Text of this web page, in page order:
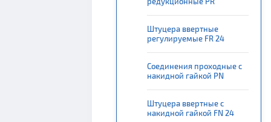
Штуцера ввертные
регулируемые FR 24
Соединения проходные с
накидной гайкой PN
Штуцера ввертные с
накидной гайкой FN 24